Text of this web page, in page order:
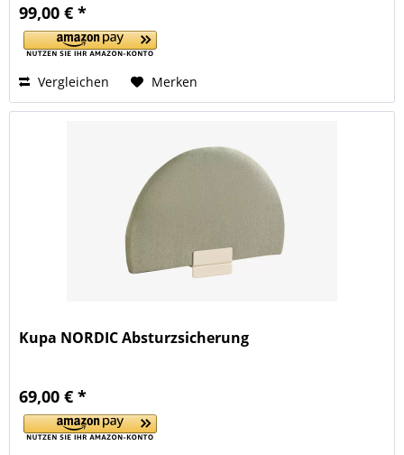
99,00 € *
Vergleichen Merken
Kupa NORDIC Absturzsicherung
69,00 € *